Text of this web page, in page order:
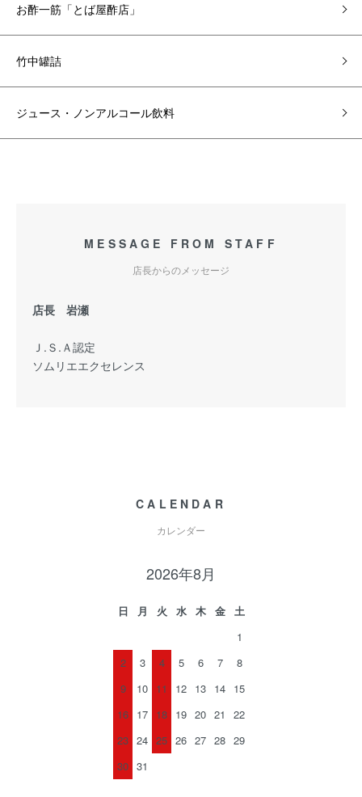
お酢一筋「とば屋酢店」
竹中罐詰
ジュース・ノンアルコール飲料
MESSAGE FROM STAFF
店長からのメッセージ
店長 岩瀬
Ｊ.Ｓ.Ａ認定
ソムリエエクセレンス
CALENDAR
カレンダー
2026年8月
日 月 火 水 木 金
土
1
2
3 4 5 6 7
8
9
10 11 12 13 14 15
16 17 18 19 20 21
22
23 24 25 26 27 28 29
30 31